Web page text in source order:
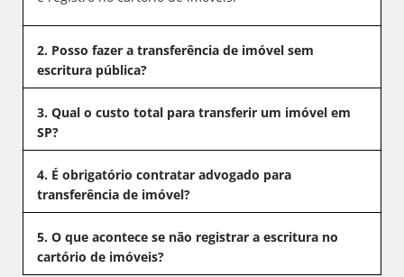
2. Posso fazer a transferência de imóvel sem
escritura pública?
3. Qual o custo total para transferir um imóvel em
SP?
4. É obrigatório contratar advogado para
transferência de imóvel?
5. O que acontece se não registrar a escritura no
cartório de imóveis?